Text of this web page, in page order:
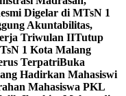
Digelar di MTsN 1
Akuntabilitas,
Triwulan IITutup
1 Kota Malang
TerpatriBuka
Hadirkan Mahasiswi
Mahasiswa PKL